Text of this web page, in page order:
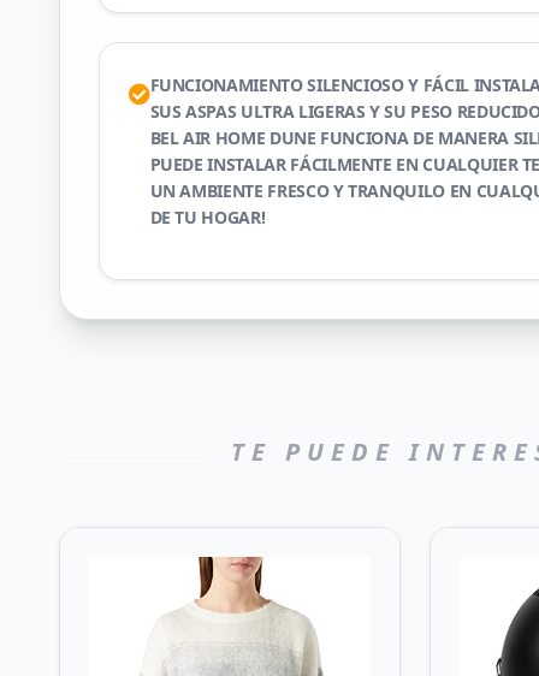
FUNCIONAMIENTO SILENCIOSO Y FÁCIL
SUS ASPAS ULTRA LIGERAS Y SU PESO
BEL AIR HOME DUNE FUNCIONA DE MANERA
PUEDE INSTALAR FÁCILMENTE EN CUALQUIER
UN AMBIENTE FRESCO Y TRANQUILO EN
DE TU HOGAR!
TE PUEDE